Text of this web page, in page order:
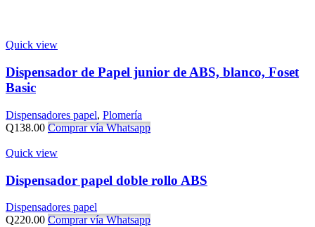
Quick view
Dispensador de Papel junior de ABS, blanco, Foset
Basic
Dispensadores papel, Plomería
Q138.00 Comprar vía Whatsapp
Quick view
Dispensador papel doble rollo ABS
Dispensadores papel
Q220.00 Comprar vía Whatsapp